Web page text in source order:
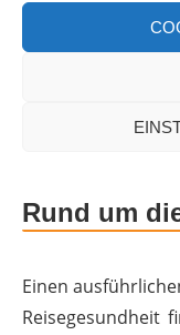
jemand Deinen
noch nicht die
auch wichtig,
sperren zu
Rund um
Einen
Reisegesundheit